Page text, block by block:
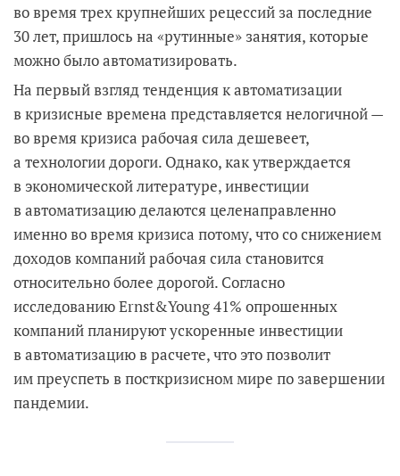
во время трех крупнейших рецессий за последние
30 лет, пришлось на «рутинные» занятия, которые
можно было автоматизировать.
На первый взгляд тенденция к автоматизации
в кризисные времена представляется нелогичной —
во время кризиса рабочая сила дешевеет,
а технологии дороги. Однако, как утверждается
в экономической литературе, инвестиции
в автоматизацию делаются целенаправленно
именно во время кризиса потому, что со снижением
доходов компаний рабочая сила становится
относительно более дорогой. Согласно
исследованию Ernst&Young 41% опрошенных
компаний планируют ускоренные инвестиции
в автоматизацию в расчете, что это позволит
им преуспеть в посткризисном мире по завершении
пандемии.